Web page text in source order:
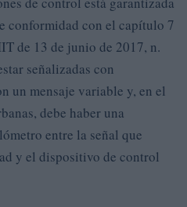
conformidad con el capítulo 7
de 13 de junio de 2017, n.
señalizadas con
un mensaje variable y, en el
debe haber una
entre la señal que
y el dispositivo de control